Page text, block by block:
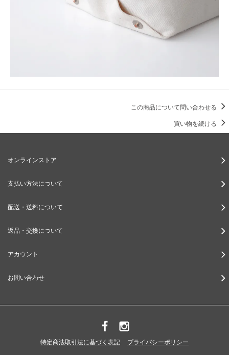
この商品について問い合わせる
買い物を続ける
オンラインストア
支払い方法について
配送・送料について
返品・交換について
アカウント
お問い合わせ
特定商法取引法に基づく表記 プライバシーポリシー